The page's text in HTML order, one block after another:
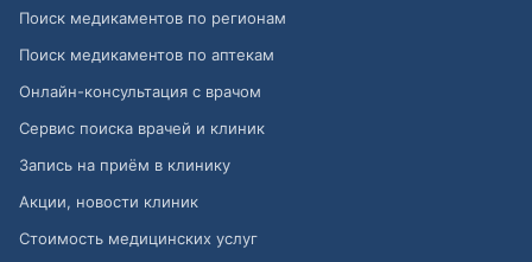
Поиск медикаментов по регионам
Поиск медикаментов по аптекам
Онлайн-консультация с врачом
Сервис поиска врачей и клиник
Запись на приём в клинику
Акции, новости клиник
Стоимость медицинских услуг